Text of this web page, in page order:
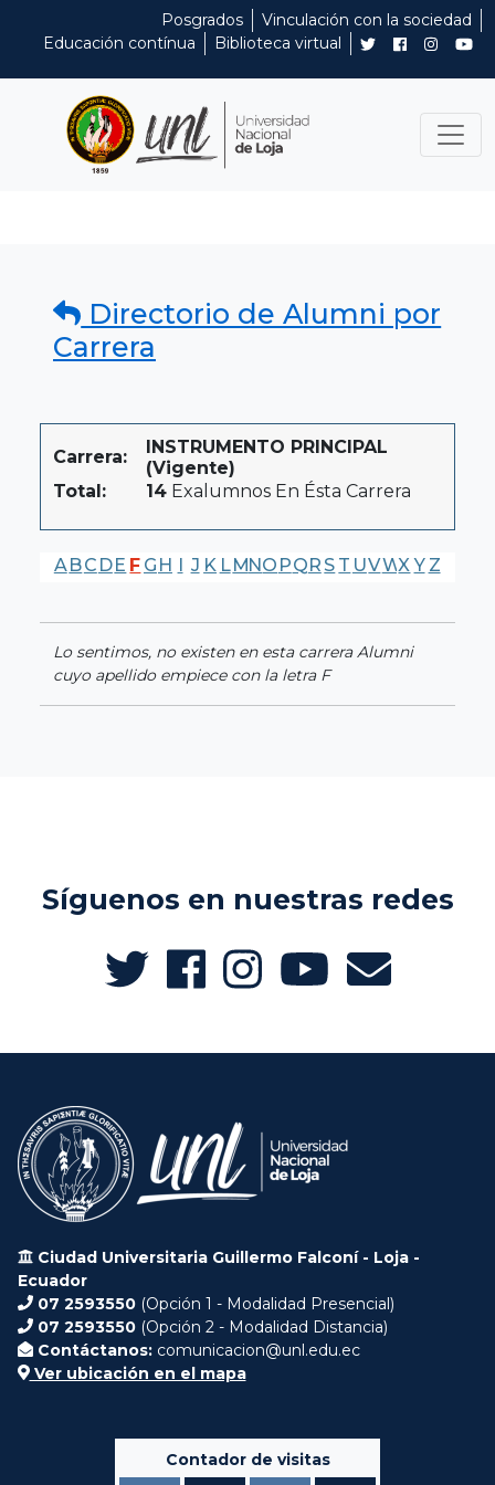
Posgrados
Vinculación con la sociedad
Educación contínua
Biblioteca virtual
Directorio de Alumni por
Carrera
Carrera:
INSTRUMENTO PRINCIPAL
(Vigente)
Total:
14 Exalumnos En Ésta Carrera
A BC DE F G H I J K LMNO PQR S T UVWX Y Z
Lo sentimos, no existen en esta carrera Alumni
cuyo apellido empiece con la letra F
Síguenos en nuestras redes
Ciudad Universitaria Guillermo Falconí - Loja -
Ecuador
07 2593550 (Opción 1 - Modalidad Presencial)
07 2593550 (Opción 2 - Modalidad Distancia)
Contáctanos: comunicacion@unl.edu.ec
Ver ubicación en el mapa
Contador de visitas